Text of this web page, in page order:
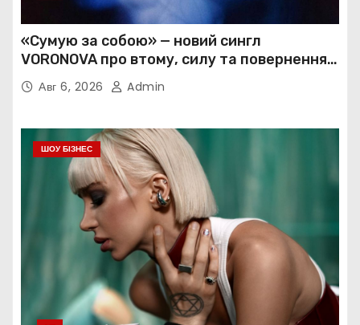
«Сумую за собою» — новий сингл
VORONOVA про втому, силу та повернення
до себе
Авг 6, 2026 Admin
ШОУ БІЗНЕС